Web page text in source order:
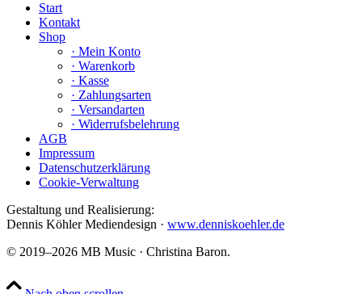
Start
Kontakt
Shop
· Mein Konto
· Warenkorb
· Kasse
· Zahlungsarten
· Versandarten
· Widerrufsbelehrung
AGB
Impressum
Datenschutzerklärung
Cookie-Verwaltung
Gestaltung und Realisierung:
Dennis Köhler Mediendesign · www.denniskoehler.de
© 2019–2026 MB Music · Christina Baron.